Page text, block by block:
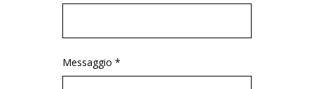
Messaggio *